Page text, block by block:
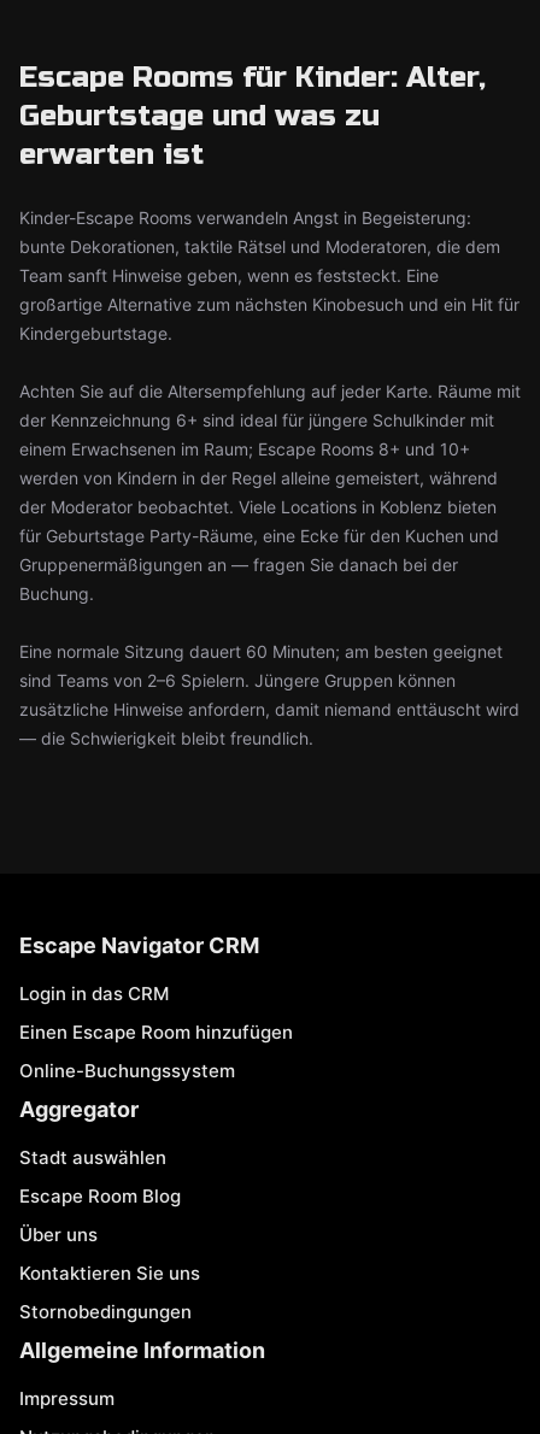
Escape Rooms für Kinder: Alter,
Geburtstage und was zu
erwarten ist
Kinder-Escape Rooms verwandeln Angst in Begeisterung:
bunte Dekorationen, taktile Rätsel und Moderatoren, die dem
Team sanft Hinweise geben, wenn es feststeckt. Eine
großartige Alternative zum nächsten Kinobesuch und ein Hit für
Kindergeburtstage.
Achten Sie auf die Altersempfehlung auf jeder Karte. Räume mit
der Kennzeichnung 6+ sind ideal für jüngere Schulkinder mit
einem Erwachsenen im Raum; Escape Rooms 8+ und 10+
werden von Kindern in der Regel alleine gemeistert, während
der Moderator beobachtet. Viele Locations in Koblenz bieten
für Geburtstage Party-Räume, eine Ecke für den Kuchen und
Gruppenermäßigungen an — fragen Sie danach bei der
Buchung.
Eine normale Sitzung dauert 60 Minuten; am besten geeignet
sind Teams von 2–6 Spielern. Jüngere Gruppen können
zusätzliche Hinweise anfordern, damit niemand enttäuscht wird
— die Schwierigkeit bleibt freundlich.
Escape Navigator CRM
Login in das CRM
Einen Escape Room hinzufügen
Online-Buchungssystem
Aggregator
Stadt auswählen
Escape Room Blog
Über uns
Kontaktieren Sie uns
Stornobedingungen
Allgemeine Information
Impressum